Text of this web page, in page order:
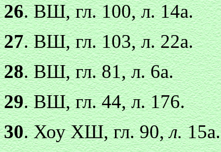
26. ВШ, гл. 100, л. 14а.
27. ВШ, гл. 103, л. 22а.
28. ВШ, гл. 81, л. 6а.
29. ВШ, гл. 44, л. 176.
30. Хоу ХШ, гл. 90,л.15а.